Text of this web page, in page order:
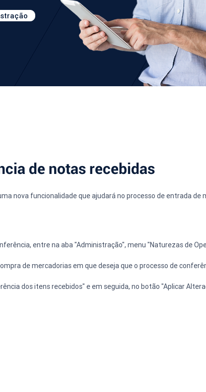
de notas recebidas
nova funcionalidade que ajudará no processo de entrada de
entre na aba "Administração", menu "Naturezas de
de mercadorias em que deseja que o processo de
dos itens recebidos" e em seguida, no botão "Aplicar